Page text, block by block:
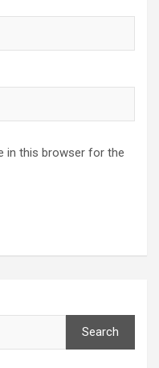
in this browser for the
Search